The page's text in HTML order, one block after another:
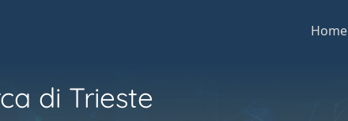
Home
di Trieste